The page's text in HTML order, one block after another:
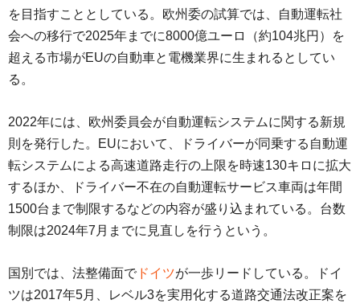
を目指すこととしている。欧州委の試算では、自動運転社
会への移行で2025年までに8000億ユーロ（約104兆円）を
超える市場がEUの自動車と電機業界に生まれるとしてい
る。
2022年には、欧州委員会が自動運転システムに関する新規
則を発行した。EUにおいて、ドライバーが同乗する自動運
転システムによる高速道路走行の上限を時速130キロに拡大
するほか、ドライバー不在の自動運転サービス車両は年間
1500台まで制限するなどの内容が盛り込まれている。台数
制限は2024年7月までに見直しを行うという。
国別では、法整備面で ドイツが一歩リードしている。ドイ
ツは2017年5月、レベル3を実用化する道路交通法改正案を